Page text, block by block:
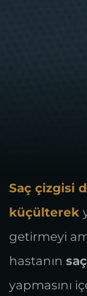
Saç çizgisi
küçülterek
getirmeyi
hastanın
yapmasını